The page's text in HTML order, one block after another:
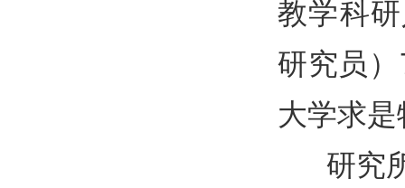
教学科
研究员
大学求
研究